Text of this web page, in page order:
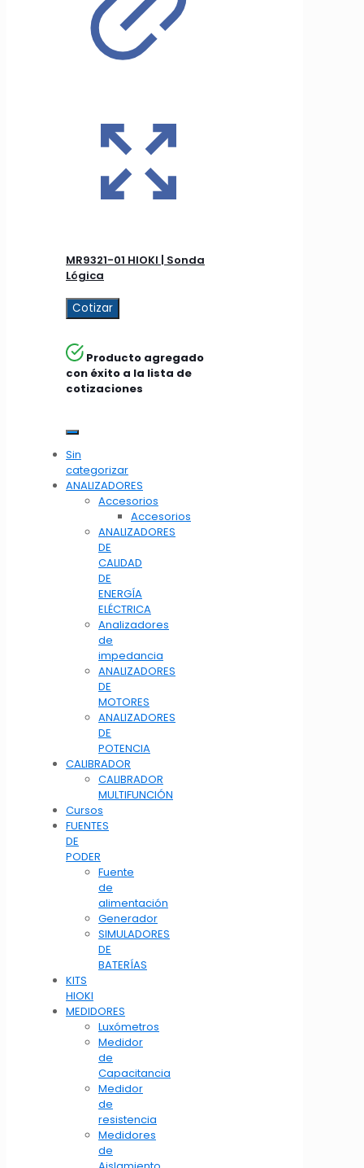
MR9321-01 HIOKI | Sonda
Lógica
Cotizar
Producto agregado
con éxito a la lista de
cotizaciones
Sin
categorizar
ANALIZADORES
Accesorios
Accesorios
ANALIZADORES
DE
CALIDAD
DE
ENERGÍA
ELÉCTRICA
Analizadores
de
impedancia
ANALIZADORES
DE
MOTORES
ANALIZADORES
DE
POTENCIA
CALIBRADOR
CALIBRADOR
MULTIFUNCIÓN
Cursos
FUENTES
DE
PODER
Fuente
de
alimentación
Generador
SIMULADORES
DE
BATERÍAS
KITS
HIOKI
MEDIDORES
Luxómetros
Medidor
de
Capacitancia
Medidor
de
resistencia
Medidores
de